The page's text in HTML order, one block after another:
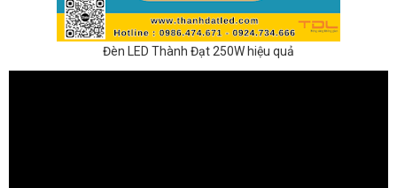
Đèn LED Thành Đạt 250W hiệu quả